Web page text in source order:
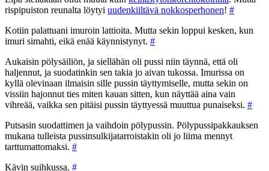
rispipuiston reunalta löytyi uudenkiiltävä nokkosperhonen! #
Kotiin palattuani imuroin lattioita. Mutta sekin loppui kesken, kun
imuri simahti, eikä enää käynnistynyt. #
Aukaisin pölysäiliön, ja siellähän oli pussi niin täynnä, että oli
haljennut, ja suodatinkin sen takia jo aivan tukossa. Imurissa on
kyllä olevinaan ilmaisin sille pussin täyttymiselle, mutta sekin on
vissiin hajonnut ties miten kauan sitten, kun näyttää aina vain
vihreää, vaikka sen pitäisi pussin täyttyessä muuttua punaiseksi. #
Putsasin suodattimen ja vaihdoin pölypussin. Pölypussipakkauksen
mukana tulleista pussinsulkijatarroistakin oli jo liima mennyt
tarttumattomaksi. #
Kävin suihkussa. #